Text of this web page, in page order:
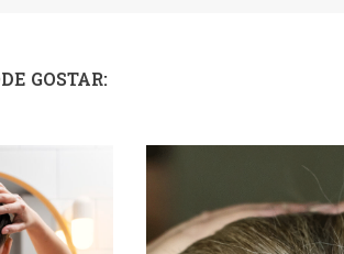
GOSTAR: